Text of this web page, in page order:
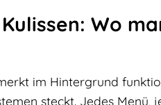
Wo
im Hintergrund
steckt. Jedes